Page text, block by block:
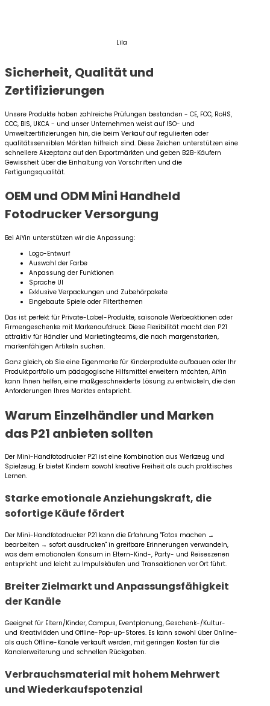
Lila
Sicherheit, Qualität und
Zertifizierungen
Unsere Produkte haben zahlreiche Prüfungen bestanden - CE, FCC, RoHS,
CCC, BIS, UKCA - und unser Unternehmen weist auf ISO- und
Umweltzertifizierungen hin, die beim Verkauf auf regulierten oder
qualitätssensiblen Märkten hilfreich sind. Diese Zeichen unterstützen eine
schnellere Akzeptanz auf den Exportmärkten und geben B2B-Käufern
Gewissheit über die Einhaltung von Vorschriften und die
Fertigungsqualität.
OEM und ODM Mini Handheld
Fotodrucker Versorgung
Bei AiYin unterstützen wir die Anpassung:
Logo-Entwurf
Auswahl der Farbe
Anpassung der Funktionen
Sprache UI
Exklusive Verpackungen und Zubehörpakete
Eingebaute Spiele oder Filterthemen
Das ist perfekt für Private-Label-Produkte, saisonale Werbeaktionen oder
Firmengeschenke mit Markenaufdruck. Diese Flexibilität macht den P21
attraktiv für Händler und Marketingteams, die nach margenstarken,
markenfähigen Artikeln suchen.
Ganz gleich, ob Sie eine Eigenmarke für Kinderprodukte aufbauen oder Ihr
Produktportfolio um pädagogische Hilfsmittel erweitern möchten, AiYin
kann Ihnen helfen, eine maßgeschneiderte Lösung zu entwickeln, die den
Anforderungen Ihres Marktes entspricht.
Warum Einzelhändler und Marken
das P21 anbieten sollten
Der Mini-Handfotodrucker P21 ist eine Kombination aus Werkzeug und
Spielzeug. Er bietet Kindern sowohl kreative Freiheit als auch praktisches
Lernen.
Starke emotionale Anziehungskraft, die
sofortige Käufe fördert
Der Mini-Handfotodrucker P21 kann die Erfahrung "Fotos machen →
bearbeiten → sofort ausdrucken" in greifbare Erinnerungen verwandeln,
was dem emotionalen Konsum in Eltern-Kind-, Party- und Reiseszenen
entspricht und leicht zu Impulskäufen und Transaktionen vor Ort führt.
Breiter Zielmarkt und Anpassungsfähigkeit
der Kanäle
Geeignet für Eltern/Kinder, Campus, Eventplanung, Geschenk-/Kultur-
und Kreativläden und Offline-Pop-up-Stores. Es kann sowohl über Online-
als auch Offline-Kanäle verkauft werden, mit geringen Kosten für die
Kanalerweiterung und schnellen Rückgaben.
Verbrauchsmaterial mit hohem Mehrwert
und Wiederkaufspotenzial